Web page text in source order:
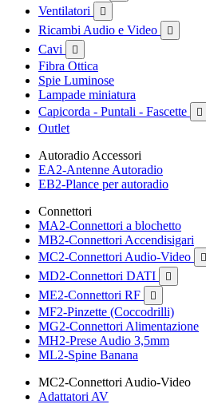
Ventilatori 
Ricambi Audio e Video 
Cavi 
Fibra Ottica
Spie Luminose
Lampade miniatura
Capicorda - Puntali - Fascette

Outlet
Autoradio Accessori
EA2-Antenne Autoradio
EB2-Plance per autoradio
Connettori
MA2-Connettori a blochetto
MB2-Connettori Accendisigari
MC2-Connettori Audio-Video

MD2-Connettori DATI 
ME2-Connettori RF 
MF2-Pinzette (Coccodrilli)
MG2-Connettori Alimentazione
MH2-Prese Audio 3,5mm
ML2-Spine Banana
MC2-Connettori Audio-Video
Adattatori AV